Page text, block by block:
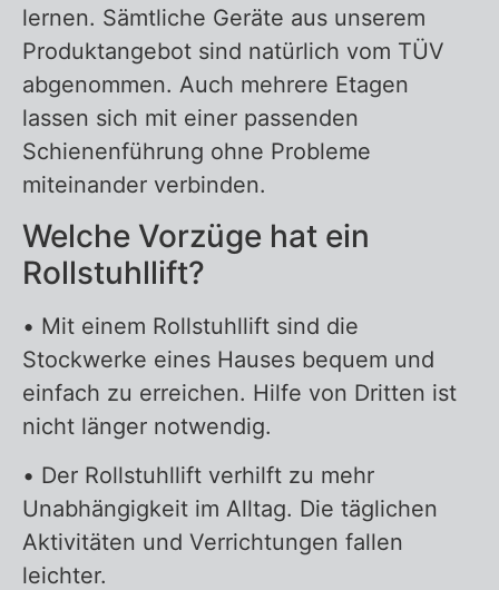
lernen. Sämtliche Geräte aus unserem
Produktangebot sind natürlich vom TÜV
abgenommen. Auch mehrere Etagen
lassen sich mit einer passenden
Schienenführung ohne Probleme
miteinander verbinden.
Welche Vorzüge hat ein
Rollstuhllift?
• Mit einem Rollstuhllift sind die
Stockwerke eines Hauses bequem und
einfach zu erreichen. Hilfe von Dritten ist
nicht länger notwendig.
• Der Rollstuhllift verhilft zu mehr
Unabhängigkeit im Alltag. Die täglichen
Aktivitäten und Verrichtungen fallen
leichter.